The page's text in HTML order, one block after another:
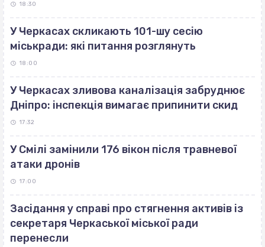
18:30
У Черкасах скликають 101-шу сесію
міськради: які питання розглянуть
18:00
У Черкасах зливова каналізація забруднює
Дніпро: інспекція вимагає припинити скид
17:32
У Смілі замінили 176 вікон після травневої
атаки дронів
17:00
Засідання у справі про стягнення активів із
секретаря Черкаської міської ради
перенесли